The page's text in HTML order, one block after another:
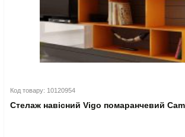
Код товару: 10120954
Стелаж навісний Vigo помаранчевий